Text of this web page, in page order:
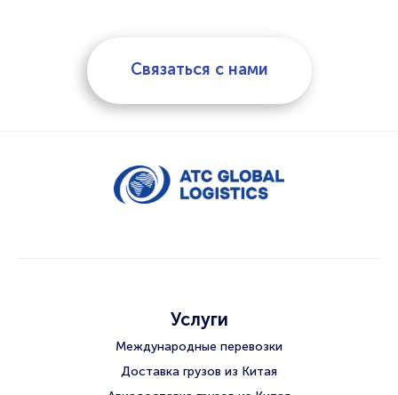
Связаться с нами
Услуги
Международные перевозки
Доставка грузов из Китая